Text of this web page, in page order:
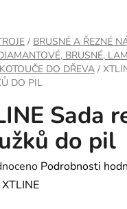
/ BRUSNÉ A ŘEZNÉ
BRUSNÉ,
DO DŘEVA /
DO PIL
Sada
do pil
Podrobnosti
XTLINE